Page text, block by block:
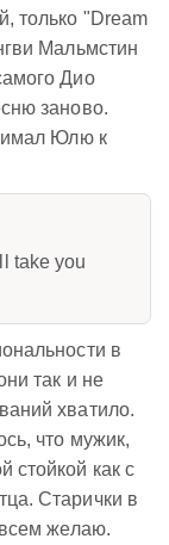
только "Dream
Мальмстин
Дио
заново.
Юлю к
take you
в
так и не
хватило.
что мужик,
стойкой как с
Старички в
желаю.